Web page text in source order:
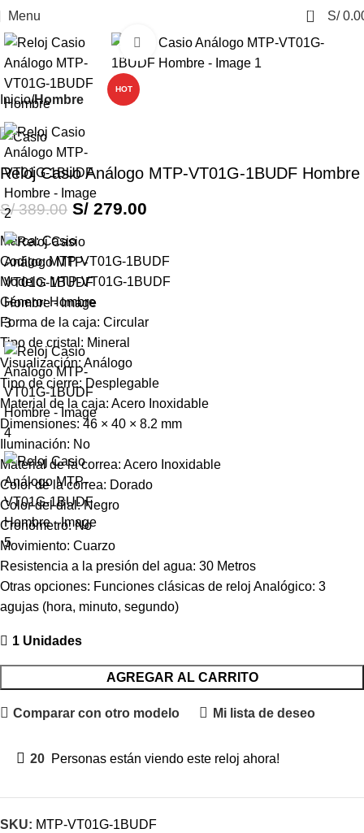
Menu 0 S/
-28%
HOT
Click to enlarge
Inicio Hombre
Reloj Casio Análogo MTP-VT01G-1BUDF Hombre
S/389.00 S/ 279.00
Marca: Casio
Codigo: MTP-VT01G-1BUDF
Modelo: MTP-VT01G-1BUDF
Género: Hombre
Forma de la caja: Circular
Tipo de cristal: Mineral
Visualización: Análogo
Tipo de cierre: Desplegable
Material de la caja: Acero Inoxidable
Dimensiones: 46 × 40 × 8.2 mm
Iluminación: No
Material de la correa: Acero Inoxidable
Color de la correa: Dorado
Color del dial: Negro
Cronómetro: No
Movimiento: Cuarzo
Resistencia a la presión del agua: 30 Metros
Otras opciones: Funciones clásicas de reloj Analógico: 3
agujas (hora, minuto, segundo)
1 Unidades
AGREGAR AL CARRITO
Comparar con otro modelo Mi lista de deseo
20 Personas están viendo este reloj ahora!
SKU: MTP-VT01G-1BUDF